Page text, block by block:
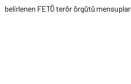
belirlenen FETÖ terör örgütü